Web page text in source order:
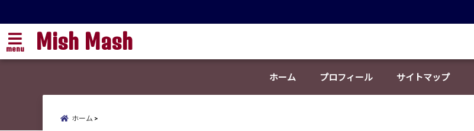
menu Mish Mash
ホーム プロフィール サイトマップ
ホーム